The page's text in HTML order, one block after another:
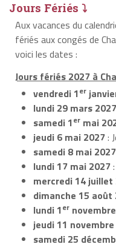
Jours Fériés ⤵
Aux vacances du
fériés aux congés de
voici les dates :
Jours fériés 2027 à
vendredi 1er
lundi 29 mars 2027
samedi 1er mai
jeudi 6 mai 2027:
samedi 8 mai 2027
lundi 17 mai 2027
mercredi 14 juillet
dimanche 15 août
lundi 1er
jeudi 11
samedi 25